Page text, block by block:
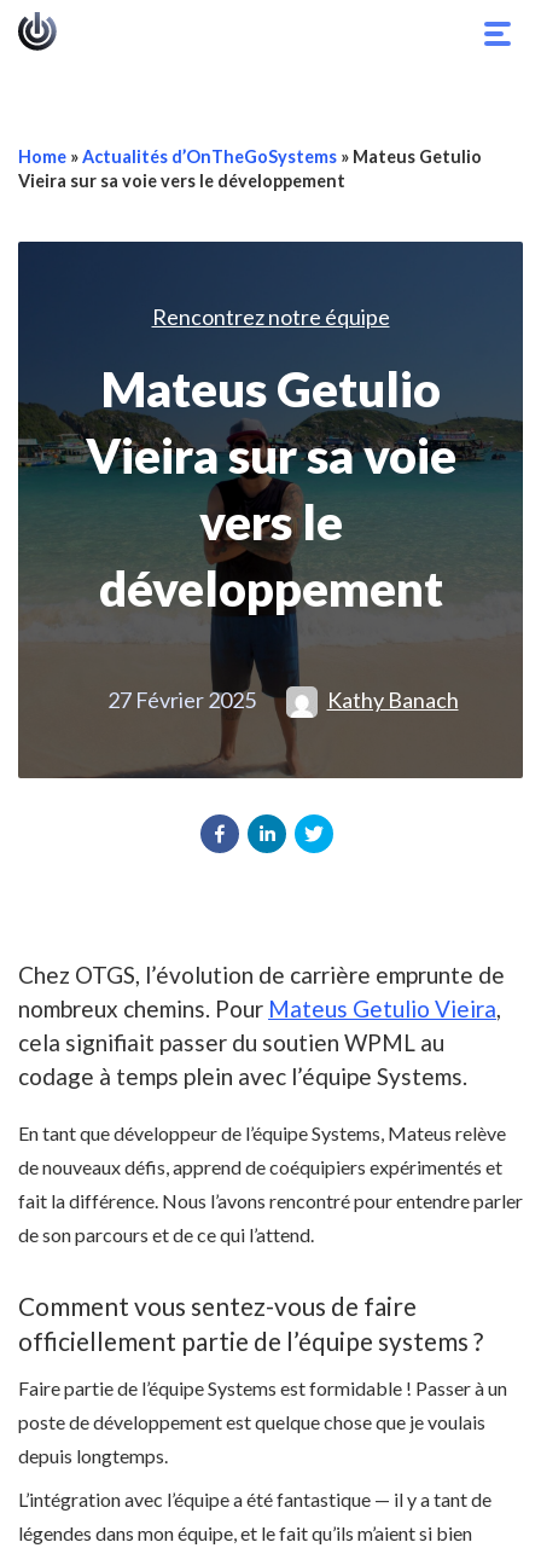
Home »Actualités d’OnTheGoSystems » Mateus Getulio
Vieira sur sa voie vers le développement
Rencontrez notre équipe
Mateus Getulio
Vieira sur sa voie
vers le
développement
27 Février 2025 Kathy Banach
Chez OTGS, l’évolution de carrière emprunte de
nombreux chemins. Pour Mateus Getulio Vieira,
cela signifiait passer du soutien WPML au
codage à temps plein avec l’équipe Systems.
En tant que développeur de l’équipe Systems, Mateus relève
de nouveaux défis, apprend de coéquipiers expérimentés et
fait la différence. Nous l’avons rencontré pour entendre parler
de son parcours et de ce qui l’attend.
Comment vous sentez-vous de faire
officiellement partie de l’équipe systems ?
Faire partie de l’équipe Systems est formidable ! Passer à un
poste de développement est quelque chose que je voulais
depuis longtemps.
L’intégration avec l’équipe a été fantastique — il y a tant de
légendes dans mon équipe, et le fait qu’ils m’aient si bien